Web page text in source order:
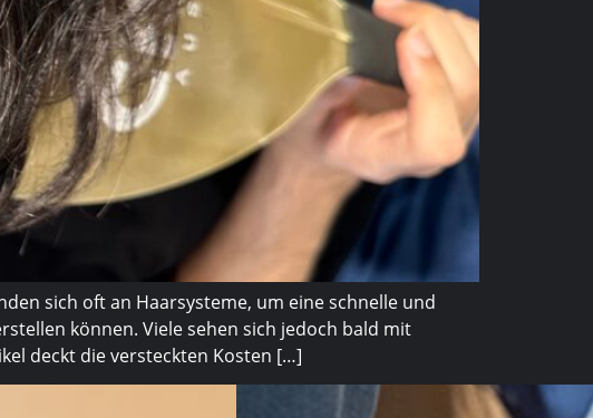
sich oft an Haarsysteme, um eine schnelle und
können. Viele sehen sich jedoch bald mit
deckt die versteckten Kosten […]